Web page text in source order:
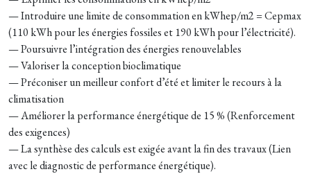
— Introduire une limite de consommation en kWhep/m2 = Cepmax
(110 kWh pour les énergies fossiles et 190 kWh pour l’électricité).
— Poursuivre l’intégration des énergies renouvelables
— Valoriser la conception bioclimatique
— Préconiser un meilleur confort d’été et limiter le recours à la
climatisation
— Améliorer la performance énergétique de 15 % (Renforcement
des exigences)
— La synthèse des calculs est exigée avant la fin des travaux (Lien
avec le diagnostic de performance énergétique).